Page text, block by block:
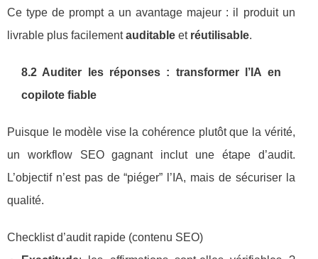
Ce type de prompt a un avantage majeur : il produit un
livrable plus facilementauditable et réutilisable.
8.2 Auditer les réponses : transformer l’IA en
copilote fiable
Puisque le modèle vise la cohérence plutôt que la vérité,
un workflow SEO gagnant inclut une étape d’audit.
L’objectif n’est pas de “piéger” l’IA, mais de sécuriser la
qualité.
Checklist d’audit rapide (contenu SEO)